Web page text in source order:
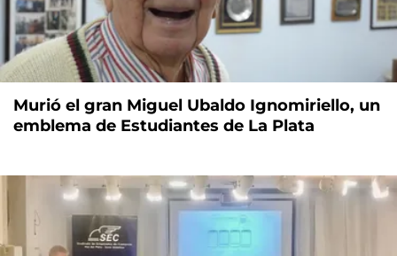
Murió el gran Miguel Ubaldo Ignomiriello, un
emblema de Estudiantes de La Plata